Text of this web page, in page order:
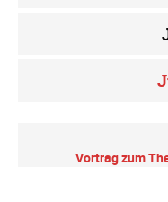
Vortrag zum